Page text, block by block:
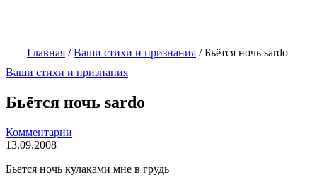
Главная /Ваши стихи и признания /Бьётся ночь sardo
Ваши стихи и признания
Бьётся ночь sardo
Комментарии
13.09.2008
Бьется ночь кулаками мне в грудь